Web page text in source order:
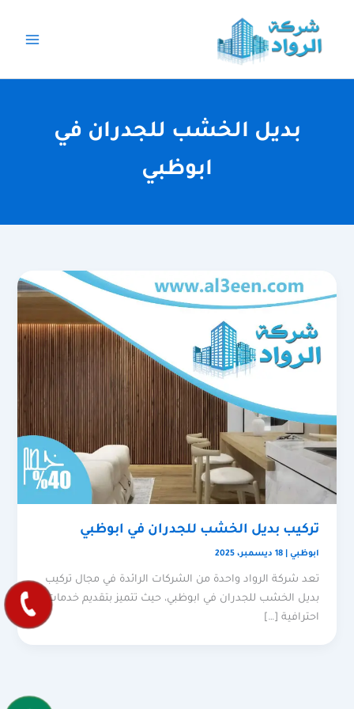
المحتوى
بديل الخشب للجدران في
ابوظبي
تركيب بديل الخشب للجدران في ابوظبي
ابوظبي |18 ديسمبر، 2025
تعد شركة الرواد واحدة من الشركات الرائدة في مجال تركيب
بديل الخشب للجدران في ابوظبي، حيث تتميز بتقديم خدمات
احترافية […]